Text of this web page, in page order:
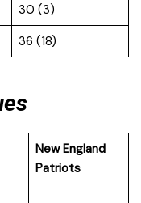
30 (3)
36 (18)
New England
Patriots